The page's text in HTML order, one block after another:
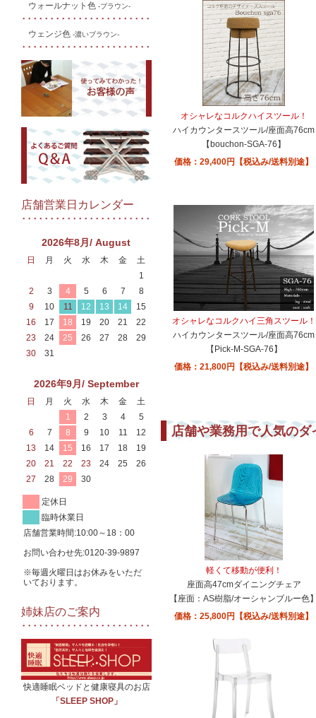
ウォールナット色 -ブラウン-
ウェンジ色 -濃いブラウン-
店舗営業日カレンダー
2026年8月/ August
日 月 火 水 木 金
土
1
2
3 4 5 6 7
8
9
10 11 12 13 14
15
16
17 18 19 20 21
22
23
24 25 26 27 28
29
30
31
2026年9月/ September
日 月 火 水 木 金
土
1
2 3 4
5
6
7 8 9 10 11
12
13
14 15 16 17 18
19
20
21 22 23 24 25
26
27
28 29 30
定休日
臨時休業日
店舗営業時間:10:00～18：00
お問い合わせ先:0120-39-9897
※毎週火曜日はお休みをいただ
いております。
姉妹店のご案内
快適睡眠ベッドと健康寝具のお店
「SLEEP SHOP」
オシャレなコルクハイスツール！
ハイカウンタースツール/座面高76cm
【bouchon-SGA-76】
価格：29,400円【税込み/送料別途】
オシャレなコルクハイ三角スツール！
ハイカウンタースツール/座面高76cm
【Pick-M-SGA-76】
価格：21,800円【税込み/送料別途】
店舗や業務用で人気のダ
軽くて移動が便利！
座面高47cmダイニングチェア
【座面：AS樹脂/オーシャンブルー色
価格：25,800円【税込み/送料別途】